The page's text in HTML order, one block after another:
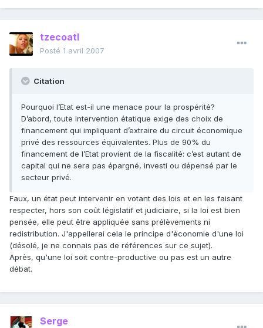
tzecoatl
Posté 1 avril 2007
Citation
Pourquoi l’Etat est-il une menace pour la prospérité?
D’abord, toute intervention étatique exige des choix de
financement qui impliquent d’extraire du circuit économique
privé des ressources équivalentes. Plus de 90% du
financement de l’Etat provient de la fiscalité: c’est autant de
capital qui ne sera pas épargné, investi ou dépensé par le
secteur privé.
Faux, un état peut intervenir en votant des lois et en les faisant
respecter, hors son coût législatif et judiciaire, si la loi est bien
pensée, elle peut être appliquée sans prélèvements ni
redistribution. J'appellerai cela le principe d'économie d'une loi
(désolé, je ne connais pas de références sur ce sujet).
Après, qu'une loi soit contre-productive ou pas est un autre
débat.
Serge